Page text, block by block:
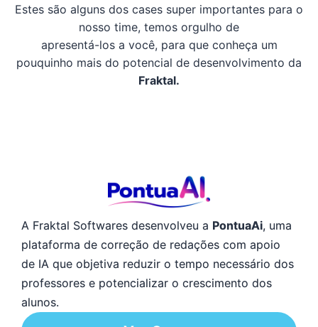
Estes são alguns dos cases super importantes para o
nosso time, temos orgulho de
apresentá-los a você, para que conheça um
pouquinho mais do potencial de desenvolvimento da
Fraktal.
A Fraktal Softwares desenvolveu a PontuaAi, uma
plataforma de correção de redações com apoio
de IA que objetiva reduzir o tempo necessário dos
professores e potencializar o crescimento dos
alunos.